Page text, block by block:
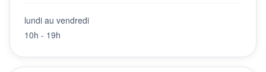
lundi au vendredi
10h - 19h